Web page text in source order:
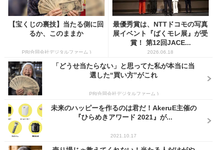
【宝くじの裏技】当たる側に回
るか、このままか
PR(合同会社デジタルファーム )
最優秀賞は、NTTドコモの写真
展イベント『ばくモレ展』が受
賞！ 第12回JACE...
2026.06.18
「どうせ当たらない」と思ってた私が本当に当
選した“買い方”がこれ
PR(合同会社デジタルファーム )
未来のハッピーを作るのは君だ！AkeruE主催の
『ひらめきアワード 2021』が...
2021.10.17